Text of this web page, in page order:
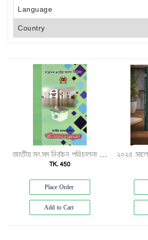
Language
Country
জাতীয় সংসদ নির্বাচন পরিচালনা ম্যানুয়েল"
TK. 450
Place Order
Add to Cart